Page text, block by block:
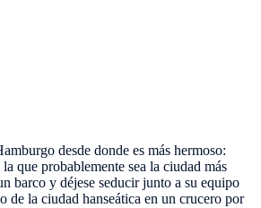
desde donde es más hermoso:
que probablemente sea la ciudad más
barco y déjese seducir junto a su equipo
de la ciudad hanseática en un crucero por